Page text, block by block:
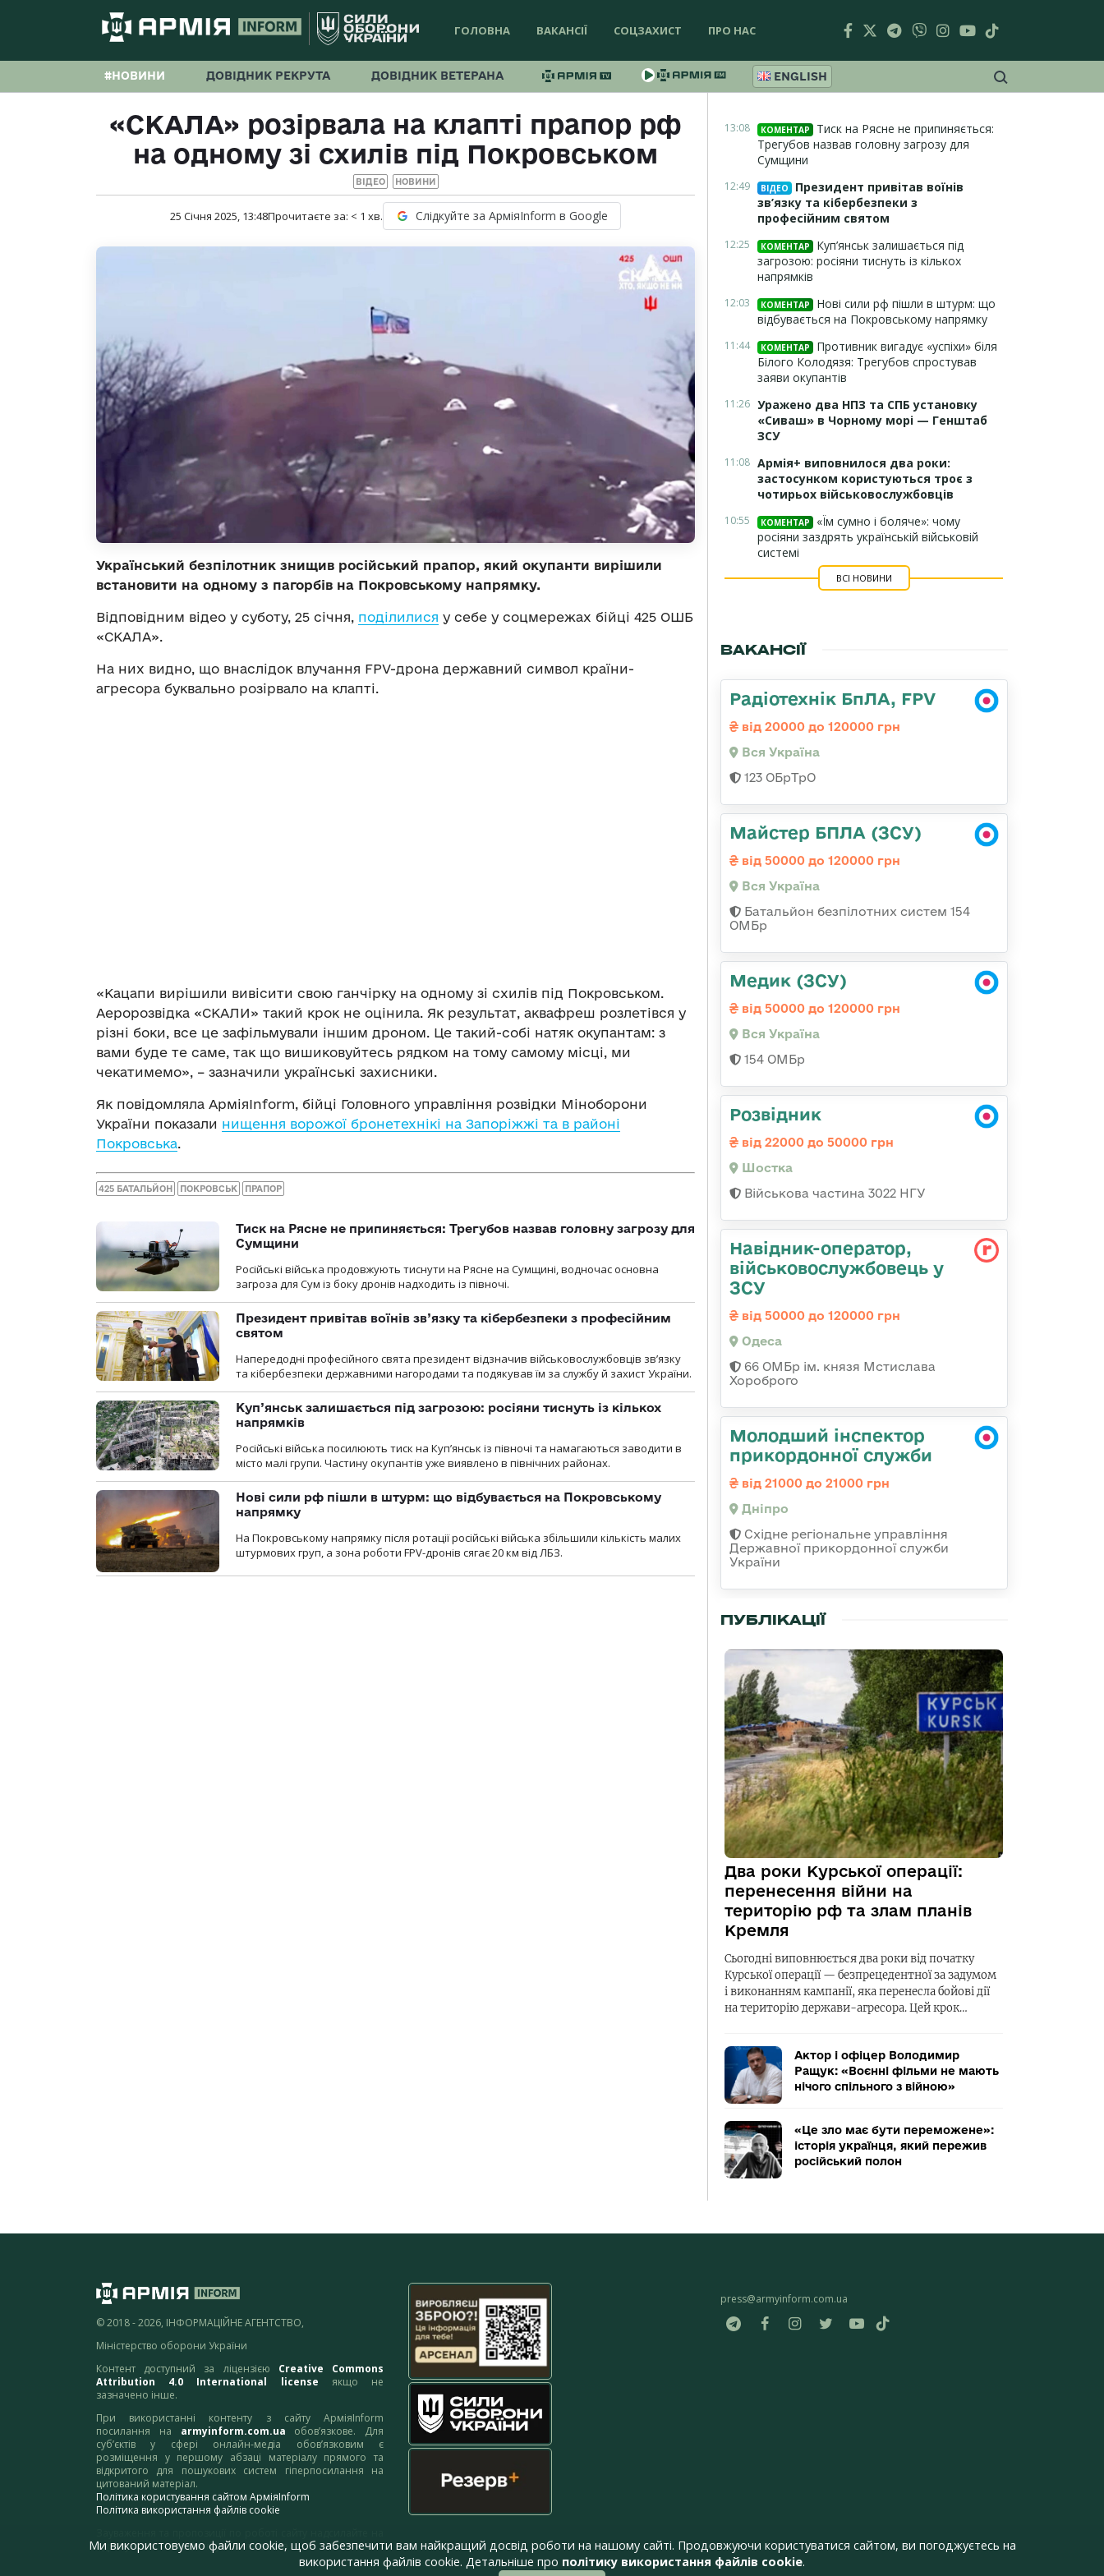
ГОЛОВНА ВАКАНСІЇ СОЦЗАХИСТ ПРО НАС
#НОВИНИ ДОВІДНИК РЕКРУТА ДОВІДНИК ВЕТЕРАНА ENGLISH
«СКАЛА» розірвала на клапті прапор рф
на одному зі схилів під Покровськом
ВІДЕО НОВИНИ
25 Січня 2025, 13:48Прочитаєте за: < 1 хв. Слідкуйте за АрміяInform в Google
Український безпілотник знищив російський прапор, який окупанти вирішили
встановити на одному з пагорбів на Покровському напрямку.
Відповідним відео у суботу, 25 січня, поділилися у себе у соцмережах бійці 425 ОШБ
«СКАЛА».
На них видно, що внаслідок влучання FPV-дрона державний символ країни-
агресора буквально розірвало на клапті.
«Кацапи вирішили вивісити свою ганчірку на одному зі схилів під Покровськом.
Аеророзвідка «СКАЛИ» такий крок не оцінила. Як результат, аквафреш розлетівся у
різні боки, все це зафільмували іншим дроном. Це такий-собі натяк окупантам: з
вами буде те саме, так що вишиковуйтесь рядком на тому самому місці, ми
чекатимемо», – зазначили українські захисники.
Як повідомляла АрміяInform, бійці Головного управління розвідки Міноборони
України показали нищення ворожої бронетехнікі на Запоріжжі та в районі
Покровська.
425 БАТАЛЬЙОН ПОКРОВСЬК ПРАПОР
Тиск на Рясне не припиняється: Трегубов назвав головну загрозу для
Сумщини
Російські війська продовжують тиснути на Рясне на Сумщині, водночас основна
загроза для Сум із боку дронів надходить із півночі.
Президент привітав воїнів зв’язку та кібербезпеки з професійним
святом
Напередодні професійного свята президент відзначив військовослужбовців зв’язку
та кібербезпеки державними нагородами та подякував їм за службу й захист України.
Куп’янськ залишається під загрозою: росіяни тиснуть із кількох
напрямків
Російські війська посилюють тиск на Куп’янськ із півночі та намагаються заводити в
місто малі групи. Частину окупантів уже виявлено в північних районах.
Нові сили рф пішли в штурм: що відбувається на Покровському
напрямку
На Покровському напрямку після ротації російські війська збільшили кількість малих
штурмових груп, а зона роботи FPV-дронів сягає 20 км від ЛБЗ.
13:08 КОМЕНТАР
Тиск на Рясне не припиняється:
Трегубов назвав головну загрозу для
Сумщини
12:49 ВІДЕО
Президент привітав воїнів
зв’язку та кібербезпеки з
професійним святом
12:25 КОМЕНТАР
Куп’янськ залишається під
загрозою: росіяни тиснуть із кількох
напрямків
12:03 КОМЕНТАР
Нові сили рф пішли в штурм: що
відбувається на Покровському напрямку
11:44 КОМЕНТАР
Противник вигадує «успіхи» біля
Білого Колодязя: Трегубов спростував
заяви окупантів
11:26 Уражено два НПЗ та СПБ установку
«Сиваш» в Чорному морі — Генштаб
ЗСУ
11:08 Армія+ виповнилося два роки:
застосунком користуються троє з
чотирьох військовослужбовців
10:55 КОМЕНТАР
«Їм сумно і боляче»: чому
росіяни заздрять українській військовій
системі
ВСІ НОВИНИ
ВАКАНСІЇ
Радіотехнік БпЛА, FPV
від 20000 до 120000 грн
Вся Україна
123 ОБрТрО
Майстер БПЛА (ЗСУ)
від 50000 до 120000 грн
Вся Україна
Батальйон безпілотних систем 154
ОМБр
Медик (ЗСУ)
від 50000 до 120000 грн
Вся Україна
154 ОМБр
Розвідник
від 22000 до 50000 грн
Шостка
Військова частина 3022 НГУ
Навідник-оператор,
військовослужбовець у
ЗСУ
від 50000 до 120000 грн
Одеса
66 ОМБр ім. князя Мстислава
Хороброго
Молодший інспектор
прикордонної служби
від 21000 до 21000 грн
Дніпро
Східне регіональне управління
Державної прикордонної служби
України
ПУБЛІКАЦІЇ
Два роки Курської операції:
перенесення війни на
територію рф та злам планів
Кремля
Сьогодні виповнюється два роки від початку
Курської операції — безпрецедентної за задумом
і виконанням кампанії, яка перенесла бойові дії
на територію держави-агресора. Цей крок…
Актор і офіцер Володимир
Ращук: «Воєнні фільми не мають
нічого спільного з війною»
«Це зло має бути переможене»:
історія українця, який пережив
російський полон
© 2018 - 2026, ІНФОРМАЦІЙНЕ АГЕНТСТВО,
Міністерство оборони України
Контент доступний за ліцензією Creative Commons
Attribution 4.0 International license якщо не
зазначено інше.
При використанні контенту з сайту АрміяInform
посилання на armyinform.com.ua обов’язкове. Для
суб’єктів у сфері онлайн-медіа обов’язковим є
розміщення у першому абзаці матеріалу прямого та
відкритого для пошукових систем гіперпосилання на
цитований матеріал.
Політика користування сайтом АрміяInform
Політика використання файлів cookie
адресу:webmaster@armyinform.com.ua
press@armyinform.com.ua
Ми використовуємо файли cookie, щоб забезпечити вам найкращий досвід роботи на нашому сайті. Продовжуючи користуватися сайтом, ви погоджуєтесь на
використання файлів cookie. Детальніше про політику використання файлів cookie.